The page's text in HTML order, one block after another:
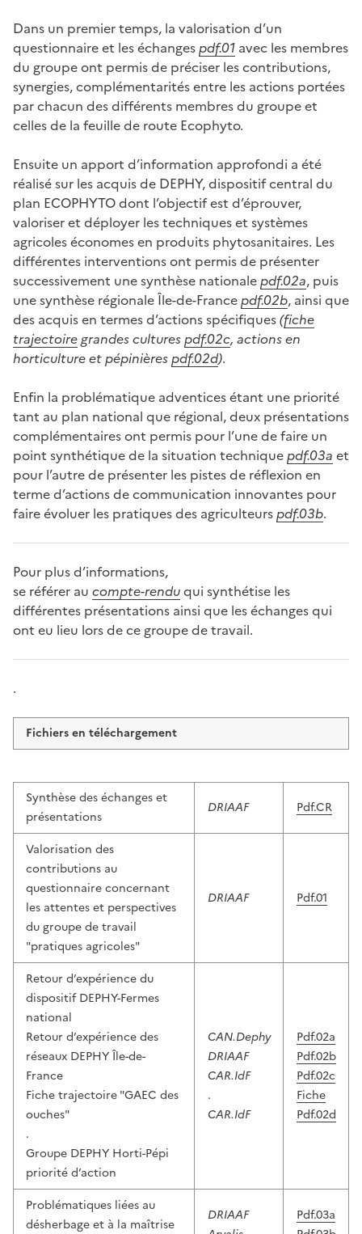
Dans un premier temps, la valorisation d’un
questionnaire et les échangespdf.01 avec les membres
du groupe ont permis de préciser les contributions,
synergies, complémentarités entre les actions portées
par chacun des différents membres du groupe et
celles de la feuille de route Ecophyto.
Ensuite un apport d’information approfondi a été
réalisé sur les acquis de DEPHY, dispositif central du
plan ECOPHYTO dont l’objectif est d’éprouver,
valoriser et déployer les techniques et systèmes
agricoles économes en produits phytosanitaires. Les
différentes interventions ont permis de présenter
successivement une synthèse nationalepdf.02a, puis
une synthèse régionale Île-de-Francepdf.02b, ainsi que
des acquis en termes d’actions spécifiques(fiche
trajectoiregrandes culturespdf.02c, actions en
horticulture et pépinièrespdf.02d).
Enfin la problématique adventices étant une priorité
tant au plan national que régional, deux présentations
complémentaires ont permis pour l’une de faire un
point synthétique de la situation techniquepdf.03a et
pour l’autre de présenter les pistes de réflexion en
terme d’actions de communication innovantes pour
faire évoluer les pratiques des agriculteurspdf.03b.
Pour plus d’informations,
se référer au compte-renduqui synthétise les
différentes présentations ainsi que les échanges qui
ont eu lieu lors de ce groupe de travail.
.
Fichiers en téléchargement
Synthèse des échanges et
présentations
DRIAAF Pdf.CR
Valorisation des
contributions au
questionnaire concernant
les attentes et perspectives
du groupe de travail
"pratiques agricoles"
DRIAAF Pdf.01
Retour d’expérience du
dispositif DEPHY-Fermes
national
Retour d’expérience des
réseaux DEPHY Île-de-
France
Fiche trajectoire "GAEC des
ouches"
.
Groupe DEPHY Horti-Pépi
priorité d’action
CAN.Dephy
DRIAAF
CAR.IdF
.
CAR.IdF
Pdf.02a
Pdf.02b
Pdf.02c
Fiche
Pdf.02d
Problématiques liées au
désherbage et à la maîtrise
DRIAAF
Pdf.03a